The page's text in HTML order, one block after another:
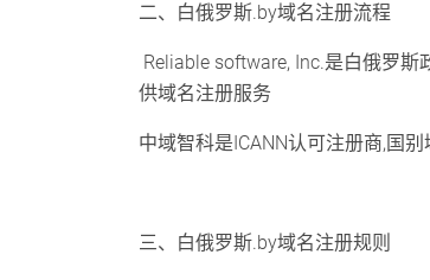
二、白俄罗斯.by域名注册流程
Reliable software, Inc.是白俄罗
供域名注册服务
中域智科是ICANN认可注册商,国
三、白俄罗斯.by域名注册规则